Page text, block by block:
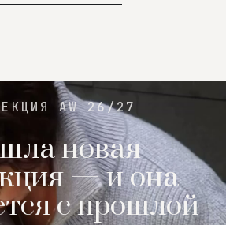
AW 26/27
новая
— и она
с прошлой